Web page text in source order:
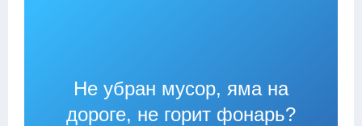
Не убран мусор, яма на
дороге, не горит фонарь?